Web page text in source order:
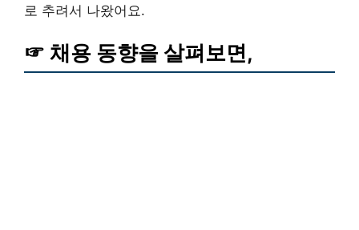
로 추려서 나왔어요.
☞ 채용 동향을 살펴보면,